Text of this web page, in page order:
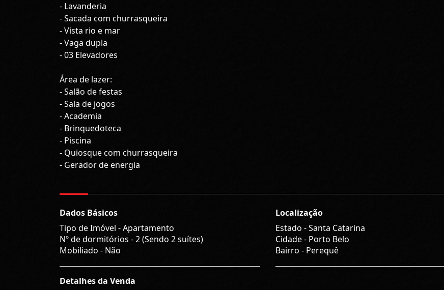
- Lavanderia
- Sacada com churrasqueira
- Vista rio e mar
- Vaga dupla
- 03 Elevadores
Área de lazer:
- Salão de festas
- Sala de jogos
- Academia
- Brinquedoteca
- Piscina
- Quiosque com churrasqueira
- Gerador de energia
Dados Básicos
Tipo de Imóvel - Apartamento
Nº de dormitórios - 2 (Sendo 2 suítes)
Mobiliado - Não
Detalhes da Venda
Localização
Estado -Santa Catarina
Cidade - Porto Belo
Bairro - Perequê